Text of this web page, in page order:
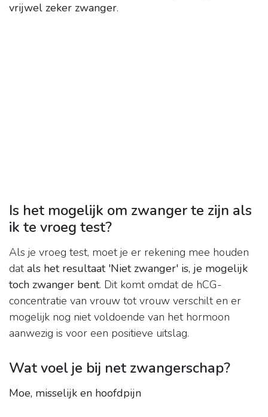
vrijwel zeker zwanger.
Is het mogelijk om zwanger te zijn als
ik te vroeg test?
Als je vroeg test, moet je er rekening mee houden
datals het resultaat 'Niet zwanger' is, je mogelijk
toch zwanger bent. Dit komt omdat de hCG-
concentratie van vrouw tot vrouw verschilt en er
mogelijk nog niet voldoende van het hormoon
aanwezig is voor een positieve uitslag.
Wat voel je bij net zwangerschap?
Moe, misselijk en hoofdpijn